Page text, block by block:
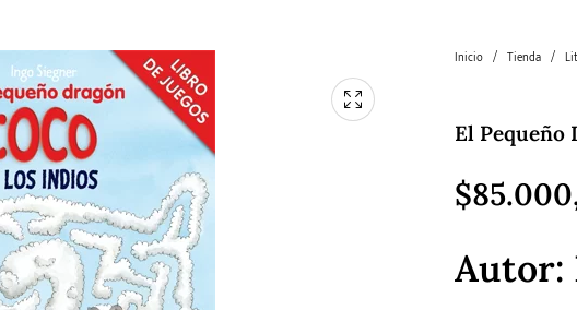
Filosofía Gastronomía
Pedagogía
Inicio / Tienda /
El Pequeño
$
Autor: